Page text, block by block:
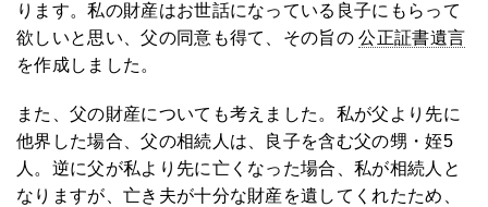
ります。私の財産はお世話になっている良子にもらって
欲しいと思い、父の同意も得て、その旨の公正証書遺言
を作成しました。
また、父の財産についても考えました。私が父より先に
他界した場合、父の相続人は、良子を含む父の甥・姪5
人。逆に父が私より先に亡くなった場合、私が相続人と
なりますが、亡き夫が十分な財産を遺してくれたため、